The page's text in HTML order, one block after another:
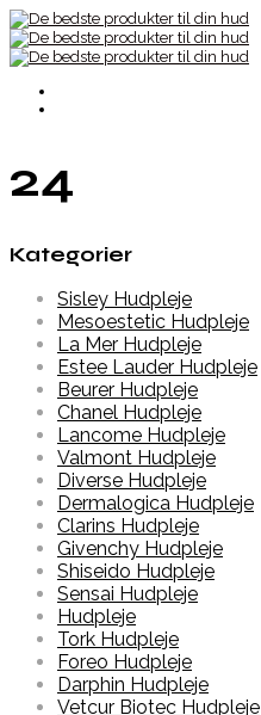
24
Kategorier
Sisley Hudpleje
Mesoestetic Hudpleje
La Mer Hudpleje
Estee Lauder Hudpleje
Beurer Hudpleje
Chanel Hudpleje
Lancome Hudpleje
Valmont Hudpleje
Diverse Hudpleje
Dermalogica Hudpleje
Clarins Hudpleje
Givenchy Hudpleje
Shiseido Hudpleje
Sensai Hudpleje
Hudpleje
Tork Hudpleje
Foreo Hudpleje
Darphin Hudpleje
Vetcur Biotec Hudpleje